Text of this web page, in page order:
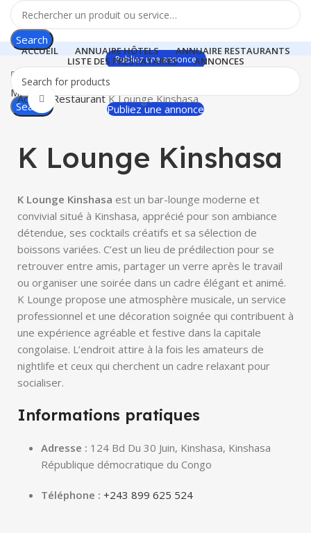
Search
Publiez une annonce
0
0.00
Menu
Publiez une annonce
ACCUEIL ANNUAIRE HÔTELS
ANNUAIRE RESTAURANTS
LISTE DES PRESTATAIRES
ANNONCES
Search
Accueil RestaurantK Lounge Kinshasa
Click to enlarge
K Lounge Kinshasa
K Lounge Kinshasa est un bar-lounge moderne et
convivial situé à Kinshasa, apprécié pour son ambiance
détendue, ses cocktails créatifs et sa sélection de
boissons variées. C’est un lieu de prédilection pour se
retrouver entre amis, partager un verre après le travail
ou organiser une soirée dans un cadre élégant et animé.
K Lounge propose une atmosphère musicale, un service
professionnel et une décoration soignée qui contribuent à
une expérience agréable et festive dans la capitale
congolaise. L’endroit attire à la fois les amateurs de
nightlife et ceux qui cherchent un cadre relaxant pour
socialiser.
Informations pratiques
Adresse : 124 Bd Du 30 Juin, Kinshasa, Kinshasa
République démocratique du Congo
Téléphone : +243 899 625 524